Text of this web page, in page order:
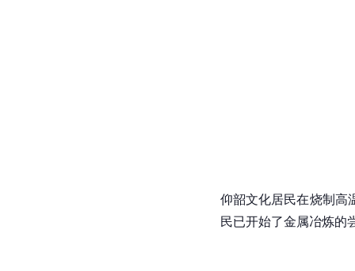
仰韶文化居民在烧制高
民已开始了金属冶炼的